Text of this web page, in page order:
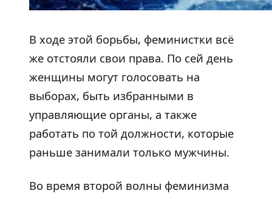
В ходе этой борьбы, феминистки всё
же отстояли свои права. По сей день
женщины могут голосовать на
выборах, быть избранными в
управляющие органы, а также
работать по той должности, которые
раньше занимали только мужчины.
Во время второй волны феминизма